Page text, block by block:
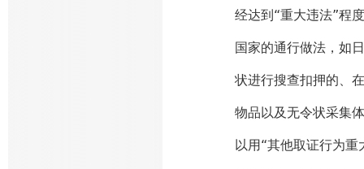
经达到“重大违法”程
国家的通行做法，如
状进行搜查扣押的、
物品以及无令状采集
以用“其他取证行为